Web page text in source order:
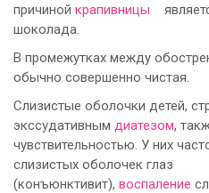
причиной крапивницы
шоколада.
В промежутках между
обычно совершенно чистая.
Слизистые оболочки детей,
экссудативным диатезом,
чувствительностью. У них
слизистых оболочек глаз
(конъюнктивит), воспаление